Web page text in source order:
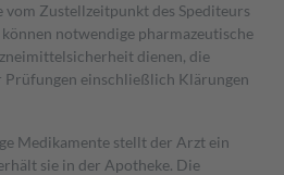
Zustellzeitpunkt des Spediteurs
notwendige pharmazeutische
dienen, die
einschließlich Klärungen
Medikamente stellt der Arzt ein
sie in der Apotheke. Die